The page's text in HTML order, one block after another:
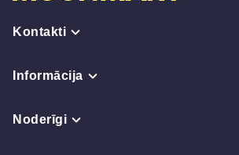
Kontakti
Informācija
Noderīgi